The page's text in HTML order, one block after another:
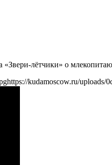
лётчики» о
https://kudamoscow.ru/uploads/